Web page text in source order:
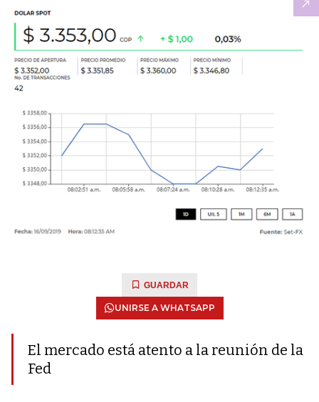
GUARDAR
UNIRSE A WHATSAPP
El mercado está atento a la reunión de la
Fed